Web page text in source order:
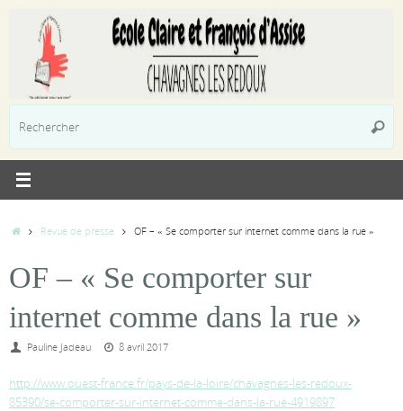
contenu
:
AccueilRevue de presse OF – « Se comporter sur internet comme dans la rue »
OF – « Se comporter sur
internet comme dans la rue »
Pauline Jadeau 8 avril 2017
http://www.ouest-france.fr/pays-de-la-loire/chavagnes-les-redoux-
85390/se-comporter-sur-internet-comme-dans-la-rue-4919897